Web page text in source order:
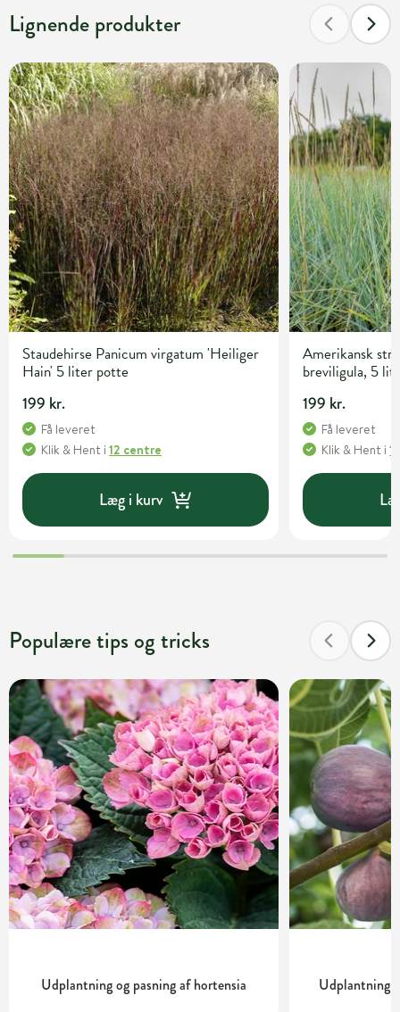
Lignende produkter
Staudehirse Panicum virgatum 'Heiliger
Hain' 5 liter potte
199 kr.
Få leveret
Klik & Hent i 12 centre
Læg i kurv
Amerikansk
breviligula, 5
199 kr.
Få leveret
Klik & Hent i
Populære tips og tricks
Udplantning og pasning af hortensia Udplantning